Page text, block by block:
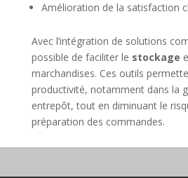
Amélioration de la satisfaction
Avec l’intégration de solutions
possible de faciliter le stockage
marchandises. Ces outils
productivité, notamment dans la
entrepôt, tout en diminuant le
préparation des commandes.